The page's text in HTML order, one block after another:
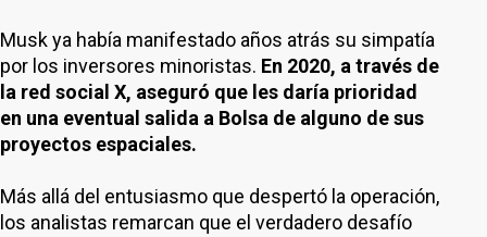
Musk ya había manifestado años atrás su simpatía
por los inversores minoristas. En 2020, a través de
la red social X, aseguró que les daría prioridad
en una eventual salida a Bolsa de alguno de sus
proyectos espaciales.
Más allá del entusiasmo que despertó la operación,
los analistas remarcan que el verdadero desafío